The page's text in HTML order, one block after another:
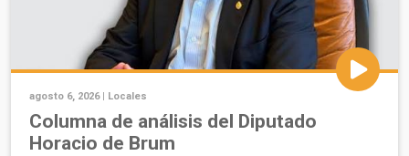
agosto 6, 2026 | Locales
Columna de análisis del Diputado
Horacio de Brum